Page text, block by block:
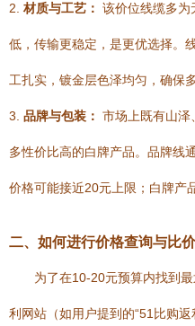
2. 材质与工艺： 该价位线缆多为
低，传输更稳定，是更优选择。
工扎实，镀金层色泽均匀，确保
3. 品牌与包装： 市场上既有山泽
多性价比高的白牌产品。品牌线
价格可能接近20元上限；白牌产
二、如何进行价格查询与比价
为了在10-20元预算内找到
利网站（如用户提到的“51比购返